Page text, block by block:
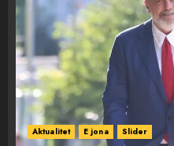
Aktualitet E jona Slider